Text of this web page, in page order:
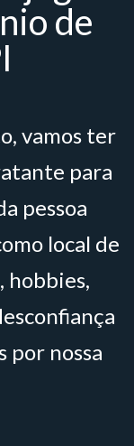
de
vamos ter
para
pessoa
local de
hobbies,
por nossa